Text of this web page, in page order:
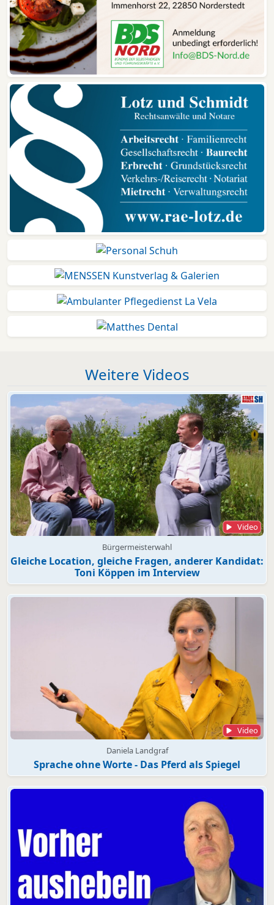
Weitere Videos
Video
Bürgermeisterwahl
Gleiche Location, gleiche Fragen, anderer Kandidat:
Toni Köppen im Interview
Video
Daniela Landgraf
Sprache ohne Worte - Das Pferd als Spiegel